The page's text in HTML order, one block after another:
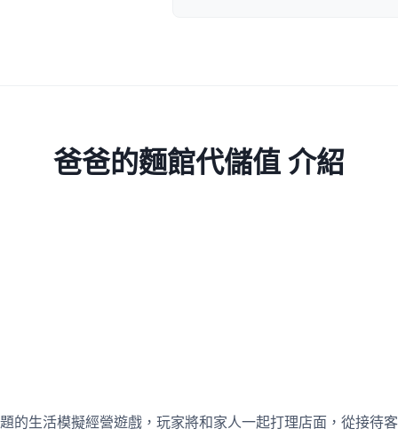
爸爸的麵館代儲值 介紹
的生活模擬經營遊戲，玩家將和家人一起打理店面，從接待